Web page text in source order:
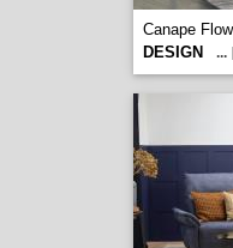
Canape
DESIGN
...